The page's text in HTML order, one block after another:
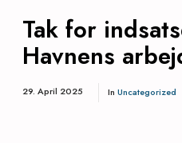
Tak for
Havnens
29. April 2025 In Uncategorized